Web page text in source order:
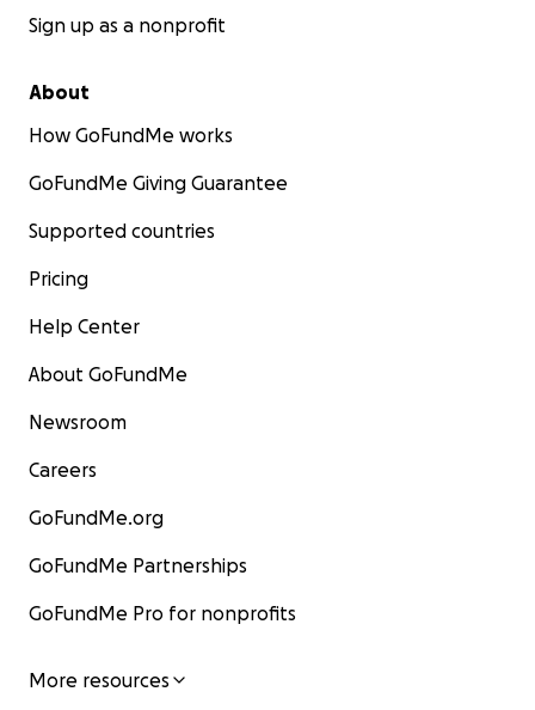
Sign up as a nonprofit
About
How GoFundMe works
GoFundMe Giving Guarantee
Supported countries
Pricing
Help Center
About GoFundMe
Newsroom
Careers
GoFundMe.org
GoFundMe Partnerships
GoFundMe Pro for nonprofits
More resources